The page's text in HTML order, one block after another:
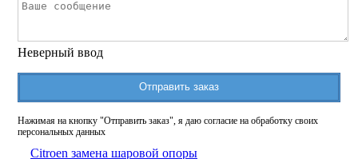
Неверный ввод
Отправить заказ
Нажимая на кнопку "Отправить заказ", я даю согласие на обработку своих
персональных данных
Citroen замена шаровой опоры